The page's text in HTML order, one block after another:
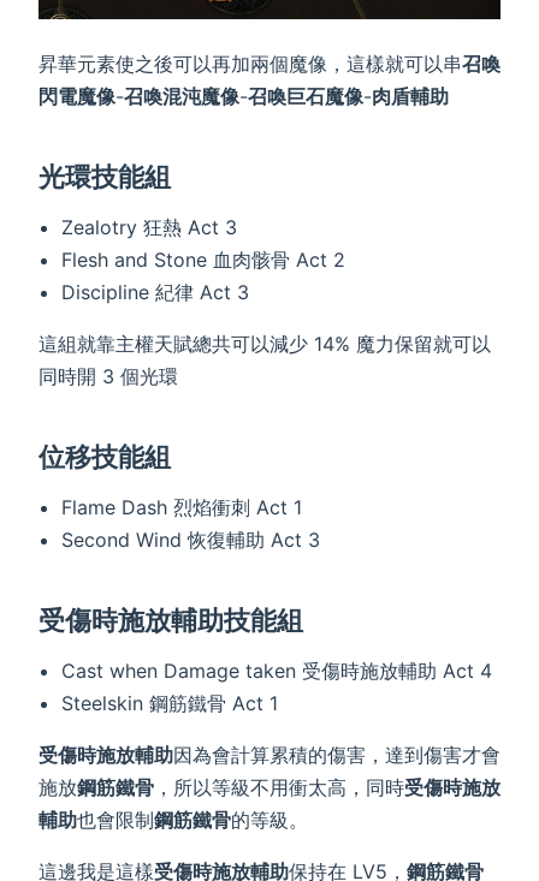
昇華元素使之後可以再加兩個魔像，這樣就可以串召喚
閃電魔像-召喚混沌魔像-召喚巨石魔像-肉盾輔助
光環技能組
Zealotry 狂熱 Act 3
Flesh and Stone 血肉骸骨 Act 2
Discipline 紀律 Act 3
這組就靠主權天賦總共可以減少 14% 魔力保留就可以
同時開 3 個光環
位移技能組
Flame Dash 烈焰衝刺 Act 1
Second Wind 恢復輔助 Act 3
受傷時施放輔助技能組
Cast when Damage taken 受傷時施放輔助 Act 4
Steelskin 鋼筋鐵骨 Act 1
受傷時施放輔助因為會計算累積的傷害，達到傷害才會
施放鋼筋鐵骨 ，所以等級不用衝太高，同時受傷時施放
輔助也會限制鋼筋鐵骨的等級。
這邊我是這樣受傷時施放輔助保持在 LV5， 鋼筋鐵骨